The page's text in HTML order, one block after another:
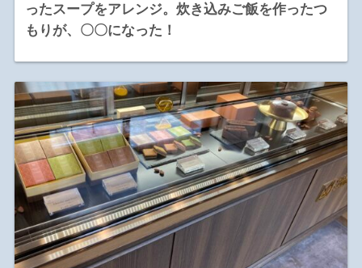
ったスープをアレンジ。炊き込みご飯を作ったつ
もりが、〇〇になった！